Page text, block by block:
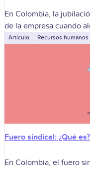
En Colombia, la
de la empresa cuando
vida laboral o cuando
Artículo Recursos humanos
Fuero sindical: ¿Qué
En Colombia, el fuero